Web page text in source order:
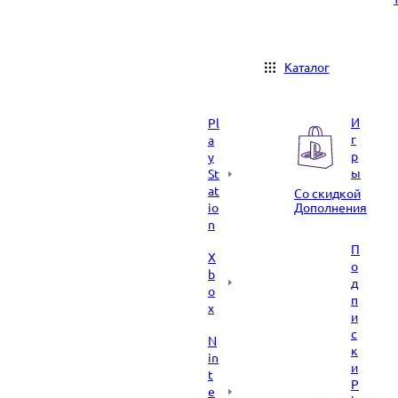
Каталог
Pl
a
y
St
at
io
n
X
b
o
x
N
in
t
e
И
г
р
ы
Со скидкой
Дополнения
П
о
д
п
и
с
к
и
P